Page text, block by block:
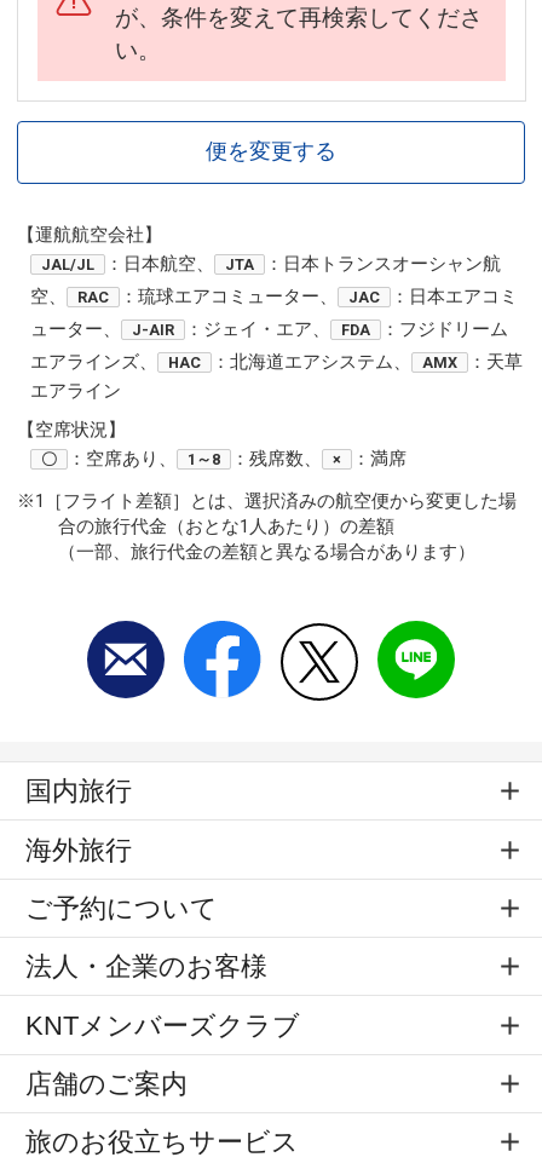
が、条件を変えて再検索してくださ
い。
便を変更する
【運航航空会社】
JAL/JL ：日本航空、 JTA
：日本トランスオーシャン航
空、
RAC ：琉球エアコミューター、 JAC
：日本エアコミ
ューター、
J-AIR ：ジェイ・エア、 FDA
：フジドリーム
エアラインズ、
HAC ：北海道エアシステム、 AMX
：天草
エアライン
【空席状況】
〇 ：空席あり、 1～8 ：残席数、 ×
：満席
※1［フライト差額］とは、選択済みの航空便から変更した場
合の旅行代金（おとな1人あたり）の差額
（一部、旅行代金の差額と異なる場合があります）
国内旅行
海外旅行
ご予約について
法人・企業のお客様
KNTメンバーズクラブ
店舗のご案内
旅のお役立ちサービス